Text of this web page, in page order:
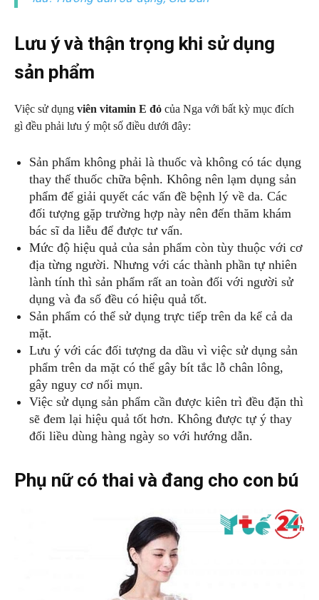
Lưu ý và thận trọng khi sử dụng
sản phẩm
Việc sử dụng viên vitamin E đỏ của Nga với bất kỳ mục đích
gì đều phải lưu ý một số điều dưới đây:
Sản phẩm không phải là thuốc và không có tác dụng
thay thế thuốc chữa bệnh. Không nên lạm dụng sản
phẩm để giải quyết các vấn đề bệnh lý về da. Các
đối tượng gặp trường hợp này nên đến thăm khám
bác sĩ da liễu để được tư vấn.
Mức độ hiệu quả của sản phẩm còn tùy thuộc với cơ
địa từng người. Nhưng với các thành phần tự nhiên
lành tính thì sản phẩm rất an toàn đối với người sử
dụng và đa số đều có hiệu quả tốt.
Sản phẩm có thể sử dụng trực tiếp trên da kể cả da
mặt.
Lưu ý với các đối tượng da dầu vì việc sử dụng sản
phẩm trên da mặt có thể gây bít tắc lỗ chân lông,
gây nguy cơ nổi mụn.
Việc sử dụng sản phẩm cần được kiên trì đều đặn thì
sẽ đem lại hiệu quả tốt hơn. Không được tự ý thay
đổi liều dùng hàng ngày so với hướng dẫn.
Phụ nữ có thai và đang cho con bú